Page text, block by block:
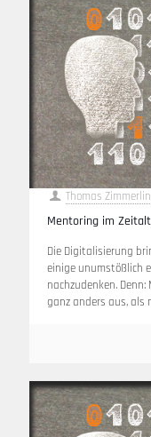
Thomas
Mentoring im
Die Digitalisierung
einige unumstößlich
nachzudenken.
ganz anders aus, als